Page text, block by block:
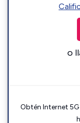
o
Obtén Internet